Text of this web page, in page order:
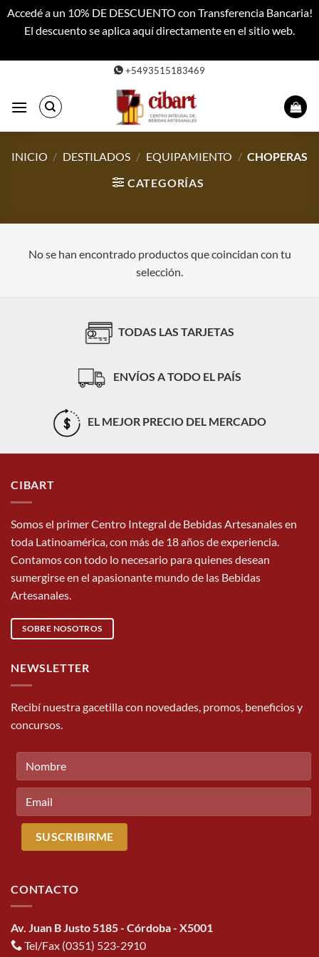
Accedé a un 10% DE DESCUENTO con Transferencia Bancaria!
El descuento se aplica aquí directamente en el sitio web.
contenido
+5493515183469
INICIO / DESTILADOS / EQUIPAMIENTO / CHOPERAS
CATEGORÍAS
No se han encontrado productos que coincidan con tu
selección.
TODAS LAS TARJETAS
ENVÍOS A TODO EL PAÍS
EL MEJOR PRECIO DEL MERCADO
CIBART
Somos el primer Centro Integral de Bebidas Artesanales en
toda Latinoamérica, con más de 18 años de experiencia.
Contamos con todo lo necesario para quienes desean
sumergirse en el apasionante mundo de las Bebidas
Artesanales.
SOBRE NOSOTROS
NEWSLETTER
Recibí nuestra gacetilla con novedades, promos, beneficios y
concursos.
CONTACTO
Av. Juan B Justo 5185 - Córdoba - X5001
Tel/Fax (0351) 523-2910